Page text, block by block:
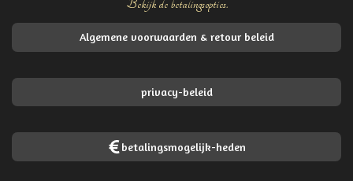
Bekijk de betalingsopties.
Algemene voorwaarden & retour beleid
privacy-beleid
betalingsmogelijk-heden